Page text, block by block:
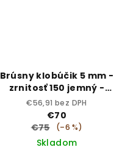
Brúsny klobúčik 5 mm -
zrnitosť 150 jemný -
sterilný
€56,91 bez DPH
€70
€75
(–6 %)
Skladom